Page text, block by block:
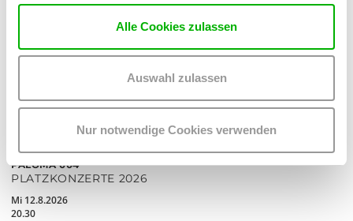
Alle Cookies zulassen
Auswahl zulassen
Nur notwendige Cookies verwenden
PALOMA 004
PLATZKONZERTE 2026
Mi 12.8.2026
20.30